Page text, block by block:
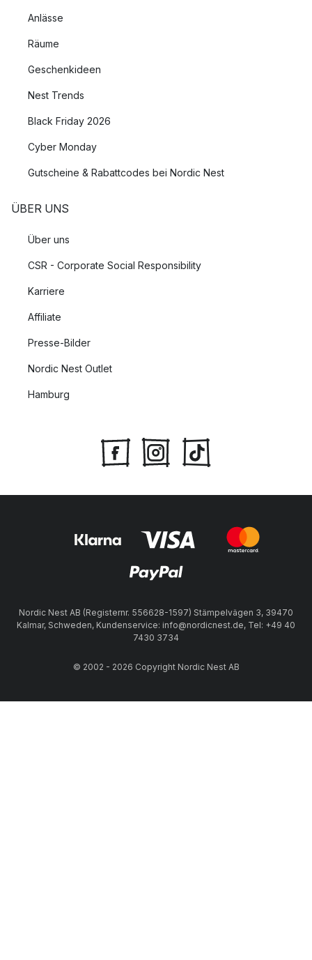
Anlässe
Räume
Geschenkideen
Nest Trends
Black Friday 2026
Cyber Monday
Gutscheine & Rabattcodes bei Nordic Nest
ÜBER UNS
Über uns
CSR - Corporate Social Responsibility
Karriere
Affiliate
Presse-Bilder
Nordic Nest Outlet
Hamburg
Nordic Nest AB (Registernr. 556628-1597) Stämpelvägen 3, 39470
Kalmar, Schweden, Kundenservice: info@nordicnest.de, Tel: +49 40
7430 3734
© 2002 - 2026 Copyright Nordic Nest AB